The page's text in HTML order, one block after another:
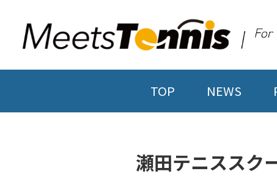
TOP NEWS
瀬田テニススク